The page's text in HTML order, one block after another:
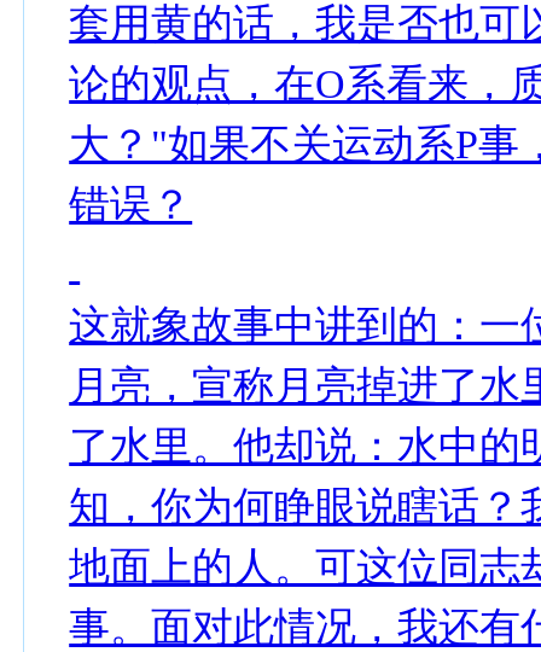
套用黄的话，我是否也
论的观点，在O系看来，
大？"如果不关运动系P事
错误？
这就象故事中讲到的：一
月亮，宣称月亮掉进了
了水里。他却说：水中
知，你为何睁眼说瞎话？
地面上的人。可这位同志
事。面对此情况，我还有